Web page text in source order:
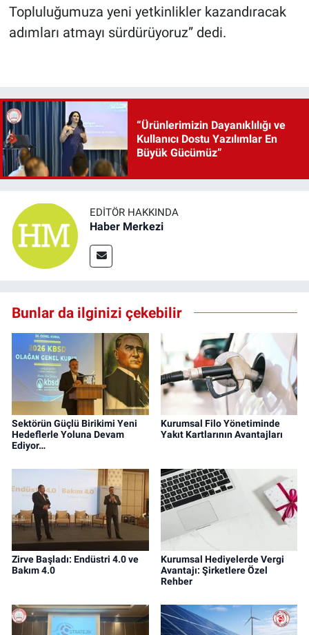
Topluluğumuza yeni yetkinlikler kazandıracak
adımları atmayı sürdürüyoruz” dedi.
“Ürünlerimizin Dayanıklılığı ve
Kullanıcı Dostu Yazılımlar En
Büyük Gücümüz”
EDITÖR HAKKINDA
Haber Merkezi
Bunlar da ilginizi çekebilir
Sektörün Güçlü Birikimi Yeni
Hedeflerle Yoluna Devam
Ediyor…
Kurumsal Filo Yönetiminde
Yakıt Kartlarının Avantajları
Zirve Başladı: Endüstri 4.0 ve
Bakım 4.0
Kurumsal Hediyelerde Vergi
Avantajı: Şirketlere Özel
Rehber